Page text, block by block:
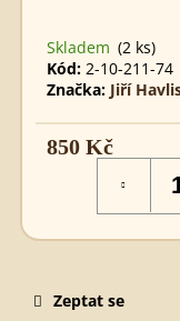
Skladem (2 ks)
Kód: 2-10-211-74
Značka: Jiří
850 Kč
Zeptat se
MEČ
TEMPLÁŘSKÝ
STAVEBNICE
290